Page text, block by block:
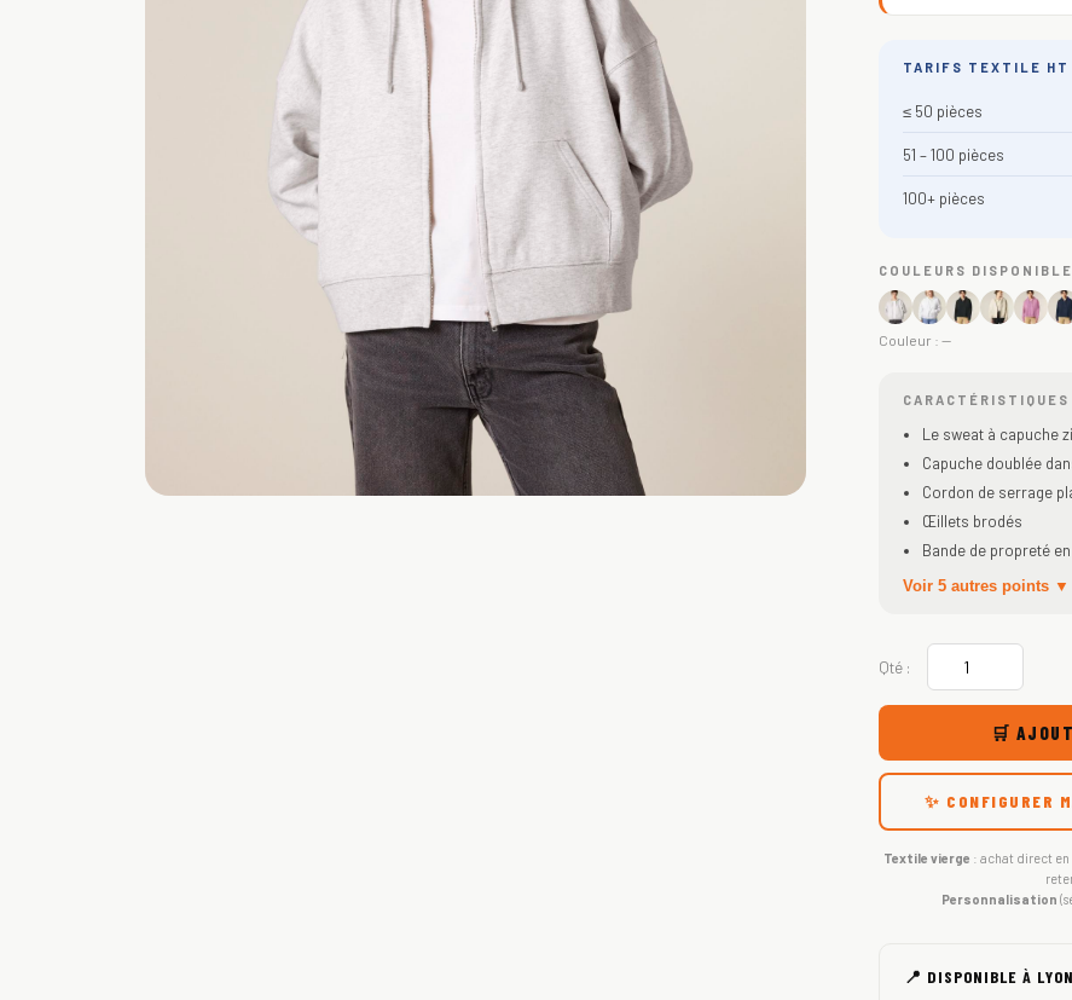
TARIFS TEXTILE HT
≤ 50 pièces
51 – 100 pièces
100+ pièces
COULEURS
Couleur : —
CARACTÉRISTIQUES
Le sweat à capuche
Capuche doublée
Cordon de serrage
Œillets brodés
Bande de propreté
Voir 5 autres points ▼
Qté :
🛒
✨ CONFIGURER
Textile vierge : achat direct
Personnalisation
📍 DISPONIBLE À